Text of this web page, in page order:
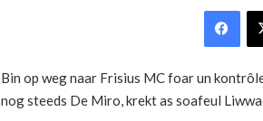
Bin op weg naar Frisius MC foar un
nog steeds De Miro, krekt as soafeul